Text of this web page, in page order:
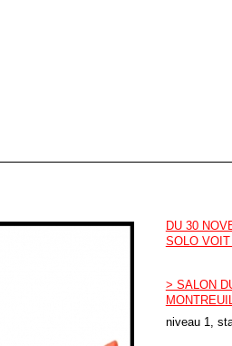
DU 30
SOLO
> SALON
niveau 1,